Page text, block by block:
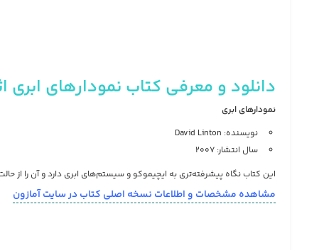
دانلود و معرفی کتاب نمودارهای ابری
نمودارهای ابری
نویسنده: David Linton
سال انتشار: 2007
این کتاب نگاه پیشرفته‌تری به ایچیموکو و سیستم‌های ابری دارد و آن را از
مشاهده مشخصات و اطلاعات نسخه اصلی کتاب در سایت آمازون